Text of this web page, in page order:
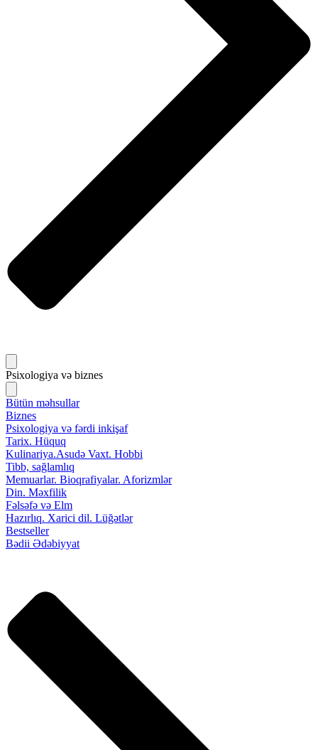
Psixologiya və biznes
Bütün məhsullar
Biznes
Psixologiya və fərdi inkişaf
Tarix. Hüquq
Kulinariya.Asudə Vaxt. Hobbi
Tibb, sağlamlıq
Memuarlar. Bioqrafiyalar. Aforizmlər
Din. Məxfilik
Fəlsəfə və Elm
Hazırlıq. Xarici dil. Lüğətlər
Bestseller
Bədii Ədəbiyyat